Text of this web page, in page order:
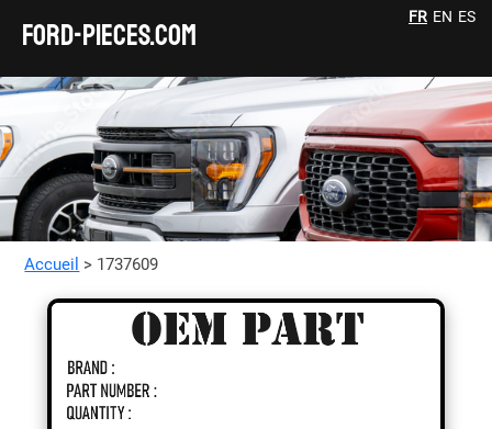
FORD-pieces.com
FR EN ES
Accueil > 1737609